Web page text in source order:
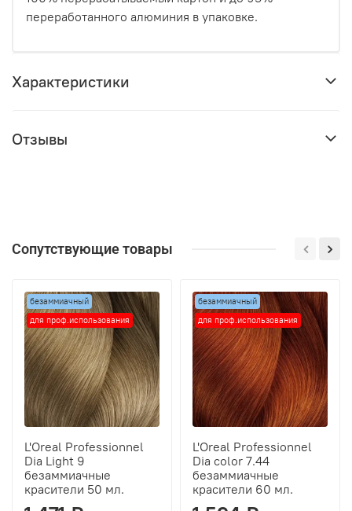
переработанного алюминия в упаковке.
Характеристики
Отзывы
Сопутствующие товары
безаммиачный
для проф.использования
L'Oreal Professionnel
Dia Light 9
безаммиачные
красители 50 мл.
безаммиачный
для проф.использования
L'Oreal Professionnel
Dia color 7.44
безаммиачные
красители 60 мл.